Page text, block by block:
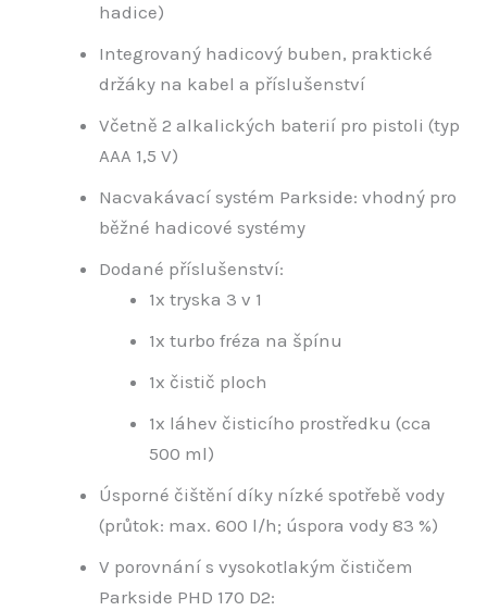
hadice)
Integrovaný hadicový buben, praktické
držáky na kabel a příslušenství
Včetně 2 alkalických baterií pro pistoli (typ
AAA 1,5 V)
Nacvakávací systém Parkside: vhodný pro
běžné hadicové systémy
Dodané příslušenství:
1x tryska 3 v 1
1x turbo fréza na špínu
1x čistič ploch
1x láhev čisticího prostředku (cca
500 ml)
Úsporné čištění díky nízké spotřebě vody
(průtok: max. 600 l/h; úspora vody 83 %)
V porovnání s vysokotlakým čističem
Parkside PHD 170 D2: